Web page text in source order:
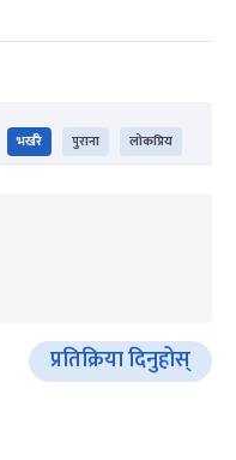
भर्खरै पुराना लोकप्रिय
प्रतिक्रिया दिनुहोस्